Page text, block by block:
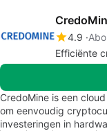
4.9
Efficiënte
CredoMine is een
om eenvoudig
investeringen in